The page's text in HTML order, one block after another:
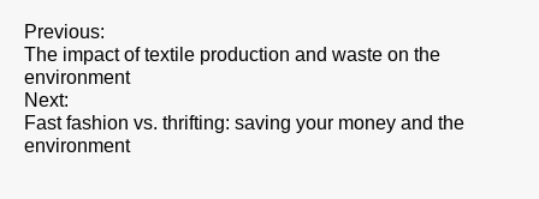
P
o
s
t
Previous:
The impact of textile production and waste on the
environment
Next:
Fast fashion vs. thrifting: saving your money and the
environment